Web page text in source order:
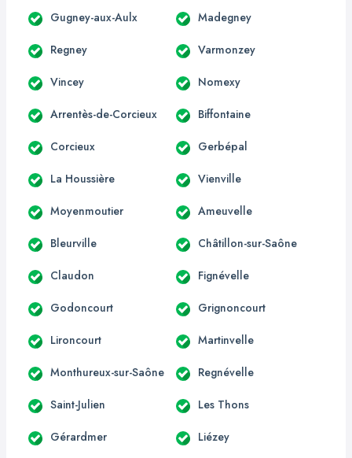
Gugney-aux-Aulx Madegney
Regney Varmonzey
Vincey Nomexy
Arrentès-de-Corcieux Biffontaine
Corcieux Gerbépal
La Houssière Vienville
Moyenmoutier Ameuvelle
Bleurville Châtillon-sur-Saône
Claudon Fignévelle
Godoncourt Grignoncourt
Lironcourt Martinvelle
Monthureux-sur-Saône Regnévelle
Saint-Julien Les Thons
Gérardmer Liézey